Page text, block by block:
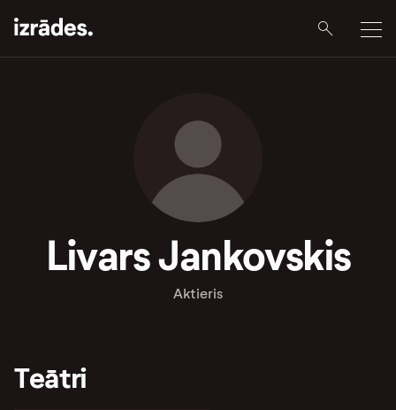
Livars Jankovskis
Aktieris
Teātri